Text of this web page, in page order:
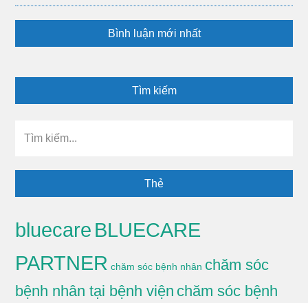
Bình luận mới nhất
Tìm kiếm
Thẻ
bluecare BLUECARE
PARTNER chăm sóc bệnh nhân chăm sóc
bệnh nhân tại bệnh viện chăm sóc bệnh